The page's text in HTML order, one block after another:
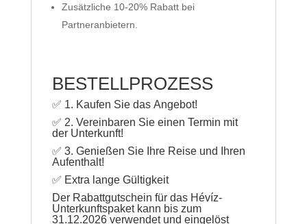
Zusätzliche 10-20% Rabatt bei
Partneranbietern.
BESTELLPROZESS
✅ 1. Kaufen Sie das Angebot!
✅ 2. Vereinbaren Sie einen Termin mit
der Unterkunft!
✅ 3. Genießen Sie Ihre Reise und Ihren
Aufenthalt!
✅ Extra lange Gültigkeit
Der Rabattgutschein für das Hévíz-
Unterkunftspaket kann bis zum
31.12.2026 verwendet und eingelöst